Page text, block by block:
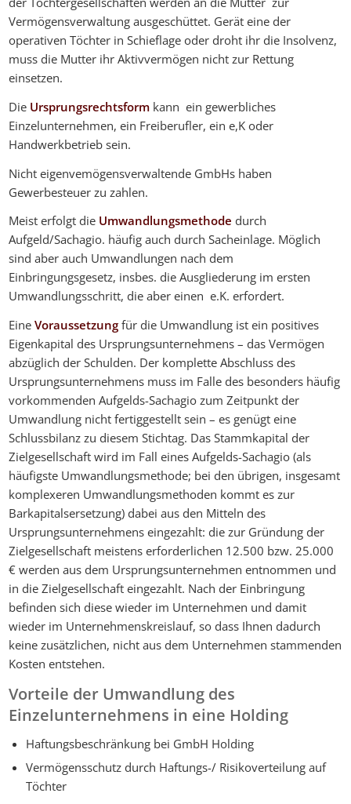
Vermögensverwaltung ausgeschüttet. Gerät eine der
operativen Töchter in Schieflage oder droht ihr die Insolvenz,
muss die Mutter ihr Aktivvermögen nicht zur Rettung
einsetzen.
Die Ursprungsrechtsform kann ein gewerbliches
Einzelunternehmen, ein Freiberufler, ein e,K oder
Handwerkbetrieb sein.
Nicht eigenvemögensverwaltende GmbHs haben
Gewerbesteuer zu zahlen.
Meist erfolgt die Umwandlungsmethode durch
Aufgeld/Sachagio. häufig auch durch Sacheinlage. Möglich
sind aber auch Umwandlungen nach dem
Einbringungsgesetz, insbes. die Ausgliederung im ersten
Umwandlungsschritt, die aber einen e.K. erfordert.
EineVoraussetzung für die Umwandlung ist ein positives
Eigenkapital des Ursprungsunternehmens – das Vermögen
abzüglich der Schulden. Der komplette Abschluss des
Ursprungsunternehmens muss im Falle des besonders häufig
vorkommenden Aufgelds-Sachagio zum Zeitpunkt der
Umwandlung nicht fertiggestellt sein – es genügt eine
Schlussbilanz zu diesem Stichtag. Das Stammkapital der
Zielgesellschaft wird im Fall eines Aufgelds-Sachagio (als
häufigste Umwandlungsmethode; bei den übrigen, insgesamt
komplexeren Umwandlungsmethoden kommt es zur
Barkapitalsersetzung) dabei aus den Mitteln des
Ursprungsunternehmens eingezahlt: die zur Gründung der
Zielgesellschaft meistens erforderlichen 12.500 bzw. 25.000
€ werden aus dem Ursprungsunternehmen entnommen und
in die Zielgesellschaft eingezahlt. Nach der Einbringung
befinden sich diese wieder im Unternehmen und damit
wieder im Unternehmenskreislauf, so dass Ihnen dadurch
keine zusätzlichen, nicht aus dem Unternehmen stammenden
Kosten entstehen.
Vorteile der Umwandlung des
Einzelunternehmens in eine Holding
Haftungsbeschränkung bei GmbH Holding
Vermögensschutz durch Haftungs-/ Risikoverteilung auf
Töchter